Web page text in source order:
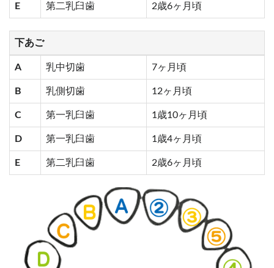
E 第二乳臼歯 2歳6ヶ月頃
下あご
A 乳中切歯 7ヶ月頃
B 乳側切歯 12ヶ月頃
C 第一乳臼歯 1歳10ヶ月頃
D 第一乳臼歯 1歳4ヶ月頃
E 第二乳臼歯 2歳6ヶ月頃